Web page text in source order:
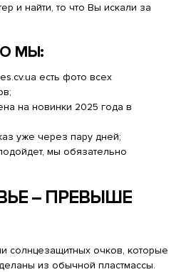
и найти, то что Вы искали за
МЫ:
есть фото всех
на новинки 2025 года в
уже через пару дней;
мы обязательно
– ПРЕВЫШЕ
солнцезащитных очков, которые
из обычной пластмассы.